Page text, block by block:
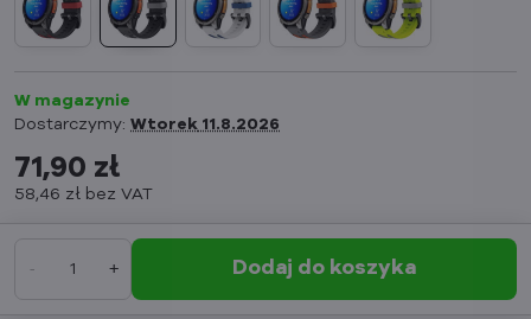
W magazynie
Dostarczymy: Wtorek 11.8.2026
71,90 zł
58,46 zł bez VAT
Dodaj do koszyka